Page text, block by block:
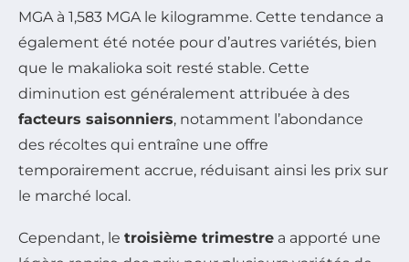
MGA à 1,583 MGA le kilogramme. Cette tendance a
également été notée pour d’autres variétés, bien
que le makalioka soit resté stable. Cette
diminution est généralement attribuée à des
facteurs saisonniers, notamment l’abondance
des récoltes qui entraîne une offre
temporairement accrue, réduisant ainsi les prix sur
le marché local.
Cependant, le troisième trimestre a apporté une